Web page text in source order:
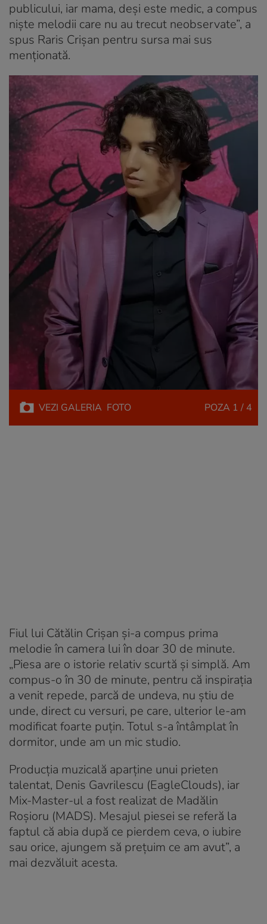
publicului, iar mama, deși este medic, a compus
niște melodii care nu au trecut neobservate”, a
spus Raris Crișan pentru sursa mai sus
menționată.
VEZI GALERIA FOTO POZA 1 / 4
Fiul lui Cătălin Crișan și-a compus prima
melodie în camera lui în doar 30 de minute.
„Piesa are o istorie relativ scurtă și simplă. Am
compus-o în 30 de minute, pentru că inspirația
a venit repede, parcă de undeva, nu știu de
unde, direct cu versuri, pe care, ulterior le-am
modificat foarte puțin. Totul s-a întâmplat în
dormitor, unde am un mic studio.
Producția muzicală aparține unui prieten
talentat, Denis Gavrilescu (EagleClouds), iar
Mix-Master-ul a fost realizat de Madălin
Roșioru (MADS). Mesajul piesei se referă la
faptul că abia după ce pierdem ceva, o iubire
sau orice, ajungem să prețuim ce am avut”, a
mai dezvăluit acesta.